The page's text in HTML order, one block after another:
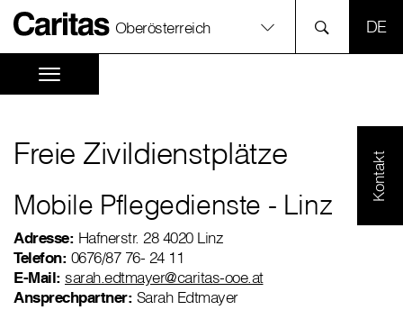
Oberösterreich
Kontakt
Freie Zivildienstplätze
Mobile Pflegedienste - Linz
Adresse: Hafnerstr. 28 4020 Linz
Telefon: 0676/87 76- 24 11
E-Mail: sarah.edtmayer@caritas-ooe.at
Ansprechpartner: Sarah Edtmayer